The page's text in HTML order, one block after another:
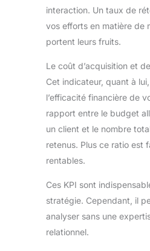
interaction. Un taux de
vos efforts en matière de
portent leurs fruits.
Le coût d’acquisition et
Cet indicateur, quant à
l’efficacité financière de
rapport entre le budget
un client et le nombre
retenus. Plus ce ratio est
rentables.
Ces KPI sont
stratégie. Cependant, il
analyser sans une
relationnel.